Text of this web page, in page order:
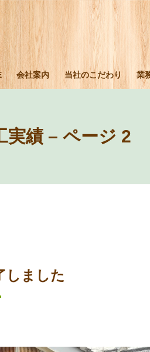
会社案内 当社のこだわり 業
実績 – ページ 2
しました